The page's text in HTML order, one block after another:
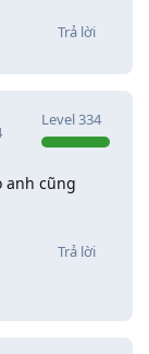
Trả lời
Level334
anh cũng
Trả lời